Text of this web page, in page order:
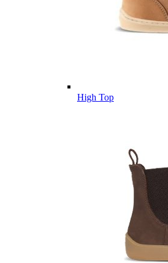
High Top